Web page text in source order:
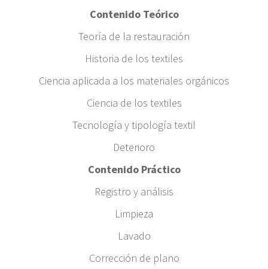
Contenido Teórico
Teoría de la restauración
Historia de los textiles
Ciencia aplicada a los materiales orgánicos
Ciencia de los textiles
Tecnología y tipología textil
Deterioro
Contenido Práctico
Registro y análisis
Limpieza
Lavado
Corrección de plano